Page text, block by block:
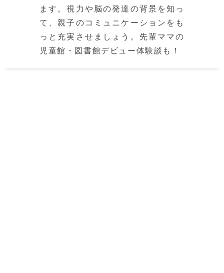
ます。視力や脳の発達の背景を知っ
て、親子のコミュニケーションをも
っと充実させましょう。先輩ママの
児童館・図書館デビュー体験談も！